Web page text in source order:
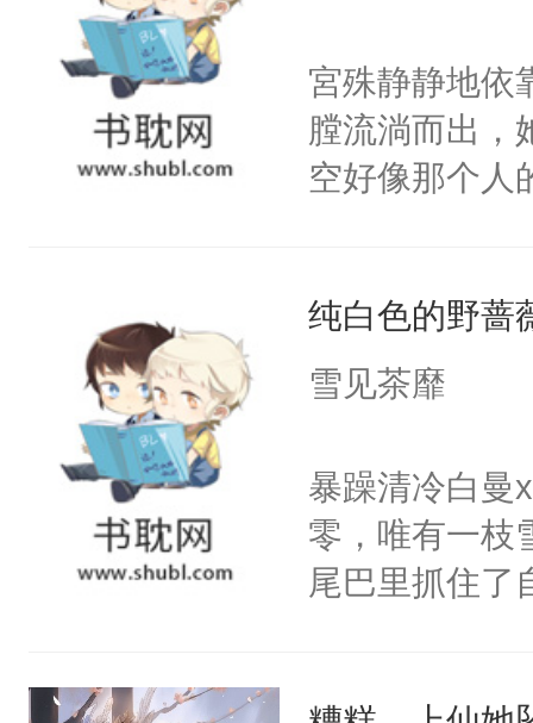
宮殊静静地依
膛流淌而出，
空好像那个人
使劲，蝴蝶近
随着宮殊的体
脸上依旧挂着
防的爱情，天
可到头来她
吹拂而过，香
殊的指尖。清
纯白色的野蔷
雪见茶靡
暴躁清冷白曼
零，唯有一枝
尾巴里抓住了